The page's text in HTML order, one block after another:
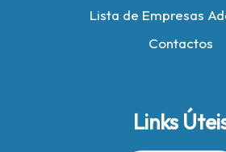
Lista de Empresas
Contactos
Links